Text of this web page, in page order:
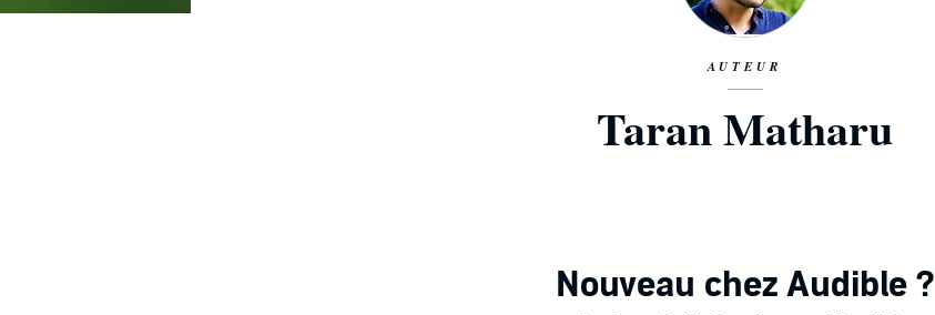
AUTEUR
Taran Matharu
Nouveau chez Audible ?